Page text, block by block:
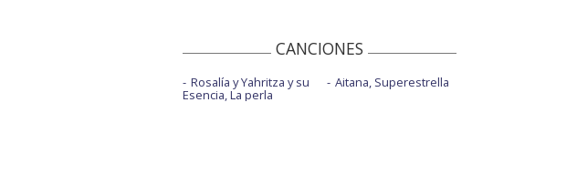
CANCIONES
Rosalía y Yahritza y su
Esencia, La perla
Aitana, Superestrella